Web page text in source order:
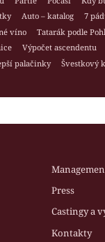
Auto – katalog
7
víno Tatarák podle
Výpočet ascendentu
palačinky
Švestkový
Press
Castingy a
Kontakty